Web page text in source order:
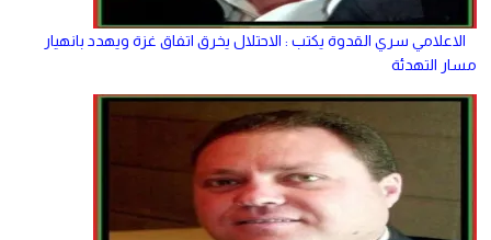
الاعلامي سري القدوة يكتب : الاحتلال يخرق اتفاق غزة ويهدد بانهيار
مسار التهدئة